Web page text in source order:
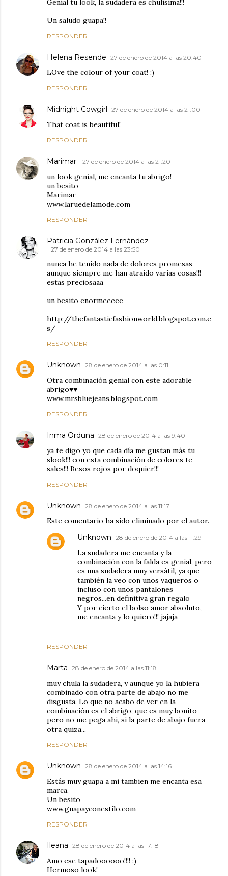
Genial tu look, la sudadera es chulísima!!!
Un saludo guapa!!
RESPONDER
Helena Resende 27 de enero de 2014 a las 20:40
LOve the colour of your coat! :)
RESPONDER
Midnight Cowgirl 27 de enero de 2014 a las 21:00
That coat is beautiful!
RESPONDER
Marimar 27 de enero de 2014 a las 21:20
un look genial, me encanta tu abrigo!
un besito
Marimar
www.laruedelamode.com
RESPONDER
Patricia González Fernández
27 de enero de 2014 a las 23:50
nunca he tenido nada de dolores promesas
aunque siempre me han atraido varias cosas!!!
estas preciosaaa
un besito enormeeeee
http://thefantasticfashionworld.blogspot.com.e
s/
RESPONDER
Unknown 28 de enero de 2014 a las 0:11
Otra combinación genial con este adorable
abrigo♥♥
www.mrsbluejeans.blogspot.com
RESPONDER
Inma Orduna 28 de enero de 2014 a las 9:40
ya te digo yo que cada día me gustan más tu
slook!!! con esta combinación de colores te
sales!!! Besos rojos por doquier!!!
RESPONDER
Unknown 28 de enero de 2014 a las 11:17
Este comentario ha sido eliminado por el autor.
RESPONDER
Unknown 28 de enero de 2014 a las 11:29
La sudadera me encanta y la
combinación con la falda es genial, pero
es una sudadera muy versátil, ya que
también la veo con unos vaqueros o
incluso con unos pantalones
negros...en definitiva gran regalo
Y por cierto el bolso amor absoluto,
me encanta y lo quiero!!! jajaja
Marta 28 de enero de 2014 a las 11:18
muy chula la sudadera, y aunque yo la hubiera
combinado con otra parte de abajo no me
disgusta. Lo que no acabo de ver en la
combinación es el abrigo, que es muy bonito
pero no me pega ahi, si la parte de abajo fuera
otra quiza...
RESPONDER
Unknown 28 de enero de 2014 a las 14:16
Estás muy guapa a mi tambien me encanta esa
marca.
Un besito
www.guapayconestilo.com
RESPONDER
Ileana 28 de enero de 2014 a las 17:18
Amo ese tapadoooooo!!!! :)
Hermoso look!